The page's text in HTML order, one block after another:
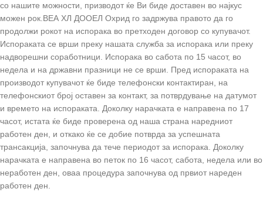
со нашите можности, призводот ќе Ви биде доставен во најкус
можен рок.ВЕА ХЛ ДООЕЛ Охрид го задржува правото да го
продолжи рокот на испорака во претходен договор со купувачот.
Испораката се врши преку нашата служба за испорака или преку
надворешни соработници. Испорака во сабота по 15 часот, во
недела и на државни празници не се врши. Пред испораката на
производот купувачот ќе биде телефонски контактиран, на
телефонскиот број оставен за контакт, за потврдување на датумот
и времето на испораката. Доколку нарачката е направена по 17
часот, истата ќе биде проверена од наша страна наредниот
работен ден, и откако ќе се добие потврда за успешната
трансакција, започнува да тече периодот за испорака. Доколку
нарачката е направена во петок по 16 часот, сабота, недела или во
неработен ден, оваа процедура започнува од првиот нареден
работен ден.